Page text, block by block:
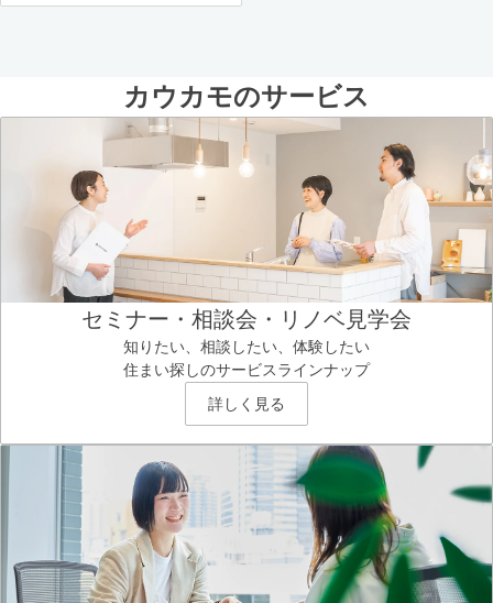
カウカモのサービス
セミナー・相談会・リノベ見学会
知りたい、相談したい、体験したい
住まい探しのサービスラインナップ
詳しく見る